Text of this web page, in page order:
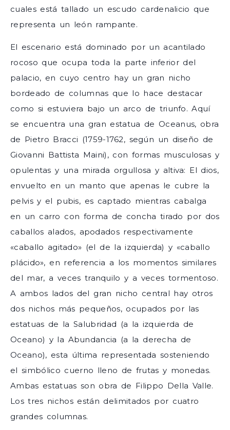
cuales está tallado un escudo cardenalicio que
representa un león rampante.
El escenario está dominado por un acantilado
rocoso que ocupa toda la parte inferior del
palacio, en cuyo centro hay un gran nicho
bordeado de columnas que lo hace destacar
como si estuviera bajo un arco de triunfo. Aquí
se encuentra una gran estatua de Oceanus, obra
de Pietro Bracci (1759-1762, según un diseño de
Giovanni Battista Maini), con formas musculosas y
opulentas y una mirada orgullosa y altiva: El dios,
envuelto en un manto que apenas le cubre la
pelvis y el pubis, es captado mientras cabalga
en un carro con forma de concha tirado por dos
caballos alados, apodados respectivamente
«caballo agitado» (el de la izquierda) y «caballo
plácido», en referencia a los momentos similares
del mar, a veces tranquilo y a veces tormentoso.
A ambos lados del gran nicho central hay otros
dos nichos más pequeños, ocupados por las
estatuas de la Salubridad (a la izquierda de
Oceano) y la Abundancia (a la derecha de
Oceano), esta última representada sosteniendo
el simbólico cuerno lleno de frutas y monedas.
Ambas estatuas son obra de Filippo Della Valle.
Los tres nichos están delimitados por cuatro
grandes columnas.